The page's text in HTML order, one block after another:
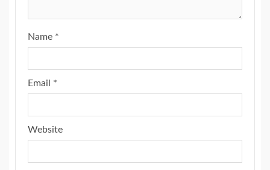
Name *
Email *
Website